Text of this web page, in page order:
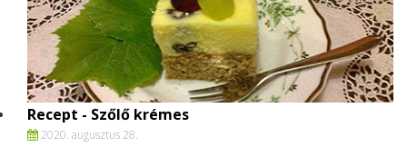
Recept - Szőlő krémes
2020. augusztus 28.